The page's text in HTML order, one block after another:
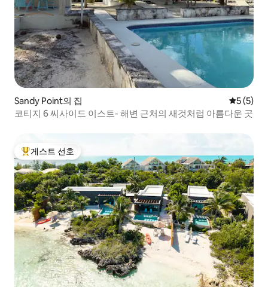
Sandy Point의 집 평점 5점
5 (5)
코티지 6 씨사이드 이스트- 해변 근처의 새것처럼 아름다운 곳
상위 게스트 선호
게스트 선호